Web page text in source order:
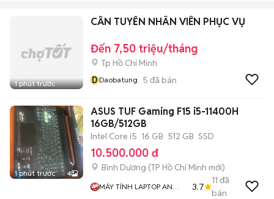
1 phút trước
CẦN TUYỂN NHÂN VIÊN PHỤC VỤ
Đến 7,50 triệu/tháng
Tp Hồ Chí Minh
DDaobatung 5 đã bán
1 phút trước 4
ASUS TUF Gaming F15 i5-11400H
16GB/512GB
Intel Core i5 16 GB 512 GB SSD
10.500.000 đ
Bình Dương (TP Hồ Chí Minh mới)
MÁY TÍNH LAPTOP AN
3.7
11 đã
bán